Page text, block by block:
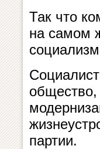
Так что
на самом
партии.